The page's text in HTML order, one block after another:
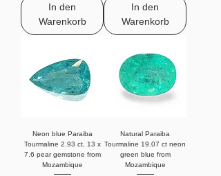
In den
Warenkorb
In den
Warenkorb
Neon blue Paraiba
Tourmaline 2.93 ct, 13 x
7.6 pear gemstone from
Mozambique
Natural Paraiba
Tourmaline 19.07 ct neon
green blue from
Mozambique